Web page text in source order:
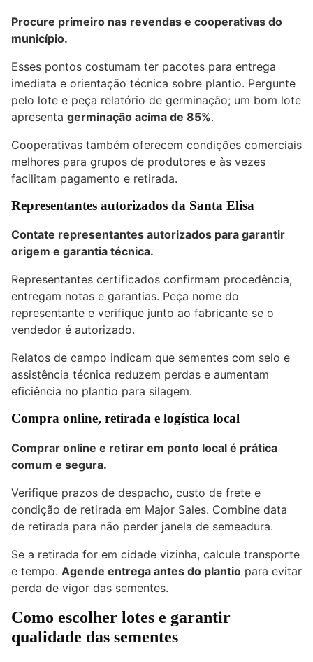
Procure primeiro nas revendas e cooperativas do
município.
Esses pontos costumam ter pacotes para entrega
imediata e orientação técnica sobre plantio. Pergunte
pelo lote e peça relatório de germinação; um bom lote
apresenta germinação acima de 85%.
Cooperativas também oferecem condições comerciais
melhores para grupos de produtores e às vezes
facilitam pagamento e retirada.
Representantes autorizados da Santa Elisa
Contate representantes autorizados para garantir
origem e garantia técnica.
Representantes certificados confirmam procedência,
entregam notas e garantias. Peça nome do
representante e verifique junto ao fabricante se o
vendedor é autorizado.
Relatos de campo indicam que sementes com selo e
assistência técnica reduzem perdas e aumentam
eficiência no plantio para silagem.
Compra online, retirada e logística local
Comprar online e retirar em ponto local é prática
comum e segura.
Verifique prazos de despacho, custo de frete e
condição de retirada em Major Sales. Combine data
de retirada para não perder janela de semeadura.
Se a retirada for em cidade vizinha, calcule transporte
e tempo. Agende entrega antes do plantio para evitar
perda de vigor das sementes.
Como escolher lotes e garantir
qualidade das sementes